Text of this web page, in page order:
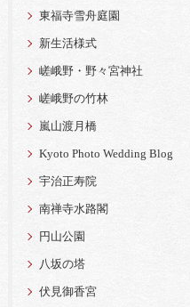
東福寺雪舟庭園
新生活様式
嵯峨野・野々宮神社
嵯峨野の竹林
嵐山渡月橋
Kyoto Photo Wedding Blog
宇治正寿院
南禅寺水路閣
円山公園
八坂の塔
伏見御香宮